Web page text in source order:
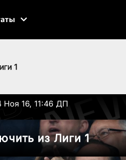
1
Ноя 16, 11:46 ДП
из Лиги 1